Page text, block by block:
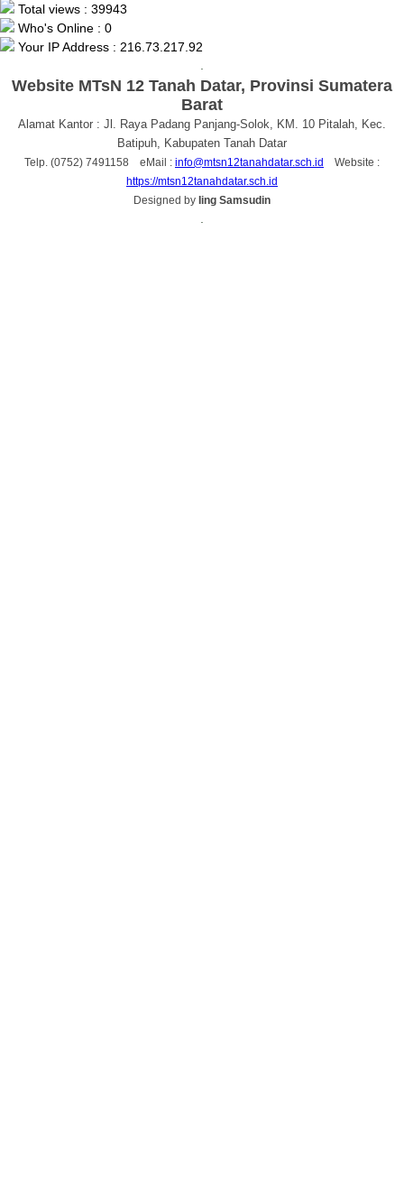
Total views : 39943
Who's Online : 0
Your IP Address : 216.73.217.92
Website MTsN 12 Tanah Datar, Provinsi Sumatera
Barat
Alamat Kantor : Jl. Raya Padang Panjang-Solok, KM. 10 Pitalah, Kec.
Batipuh, Kabupaten Tanah Datar
Telp. (0752) 7491158 eMail : info@mtsn12tanahdatar.sch.id
Website :
https://mtsn12tanahdatar.sch.id
Designed by Iing Samsudin